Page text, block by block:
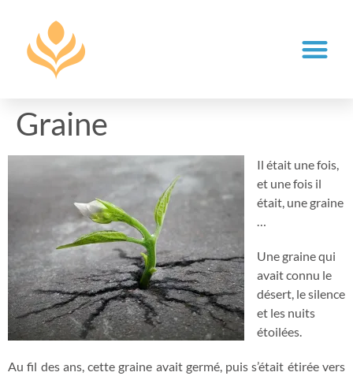
Graine
Il était une fois,
et une fois il
était, une graine
…
Une graine qui
avait connu le
désert, le silence
et les nuits
étoilées.
Au fil des ans, cette graine avait germé, puis s’était étirée vers